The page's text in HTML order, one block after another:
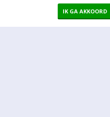
IK GA AKKOORD